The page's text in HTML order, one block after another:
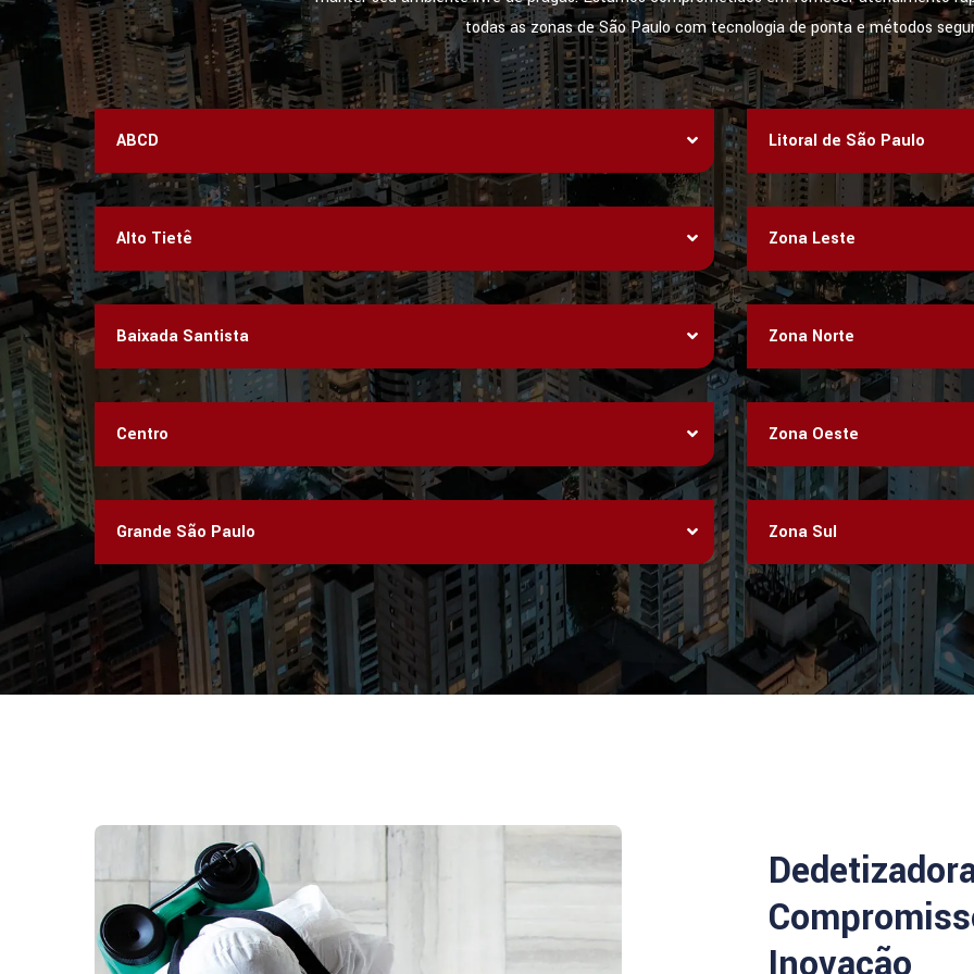
todas as zonas de São Paulo com tecnologia de ponta e métodos
ABCD
Alto Tietê
Baixada Santista
Centro
Grande São Paulo
Litoral de São Paulo
Zona Leste
Zona Norte
Zona Oeste
Zona Sul